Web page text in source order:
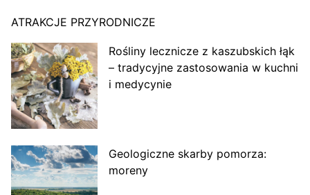
ATRAKCJE PRZYRODNICZE
Rośliny lecznicze z kaszubskich łąk
– tradycyjne zastosowania w kuchni
i medycynie
Geologiczne skarby pomorza:
moreny